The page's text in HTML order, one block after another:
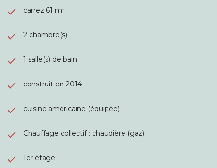
carrez 61 m²
2 chambre(s)
1 salle(s) de bain
construit en 2014
cuisine américaine (équipée)
Chauffage collectif : chaudière (gaz)
1er étage